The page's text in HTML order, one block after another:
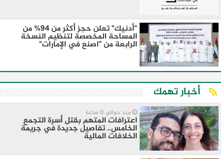
"أدنيك" تعلن حجز أكثر من 94% من
المساحة المخصصة لتنظيم النسخة
الرابعة من "اصنع في الإمارات"
أخبار تهمك
منذ حوالي 12 ساعة
اعترافات المتهم بقتل أسرة التجمع
الخامس.. تفاصيل جديدة في جريمة
الخلافات المالية